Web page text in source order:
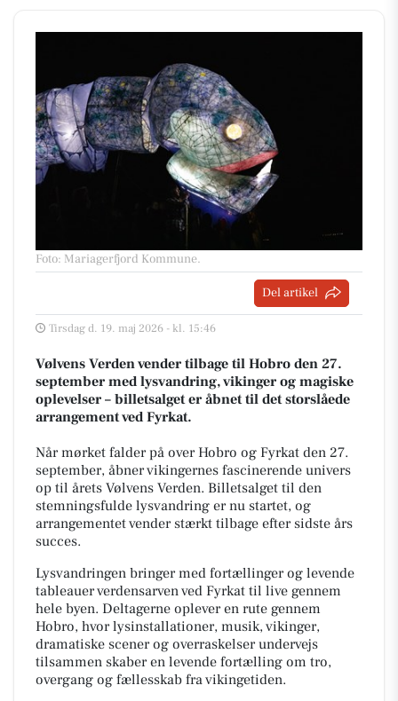
Foto: Mariagerfjord Kommune.
Del artikel
Tirsdag d. 19. maj 2026 - kl. 15:46
Vølvens Verden vender tilbage til Hobro den 27.
september med lysvandring, vikinger og magiske
oplevelser – billetsalget er åbnet til det storslåede
arrangement ved Fyrkat.
Når mørket falder på over Hobro og Fyrkat den 27.
september, åbner vikingernes fascinerende univers
op til årets Vølvens Verden. Billetsalget til den
stemningsfulde lysvandring er nu startet, og
arrangementet vender stærkt tilbage efter sidste års
succes.
Lysvandringen bringer med fortællinger og levende
tableauer verdensarven ved Fyrkat til live gennem
hele byen. Deltagerne oplever en rute gennem
Hobro, hvor lysinstallationer, musik, vikinger,
dramatiske scener og overraskelser undervejs
tilsammen skaber en levende fortælling om tro,
overgang og fællesskab fra vikingetiden.